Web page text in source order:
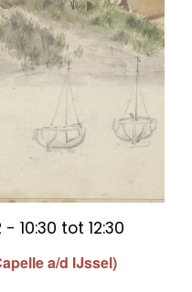
a/d IJssel)
10:30 tot 12:30